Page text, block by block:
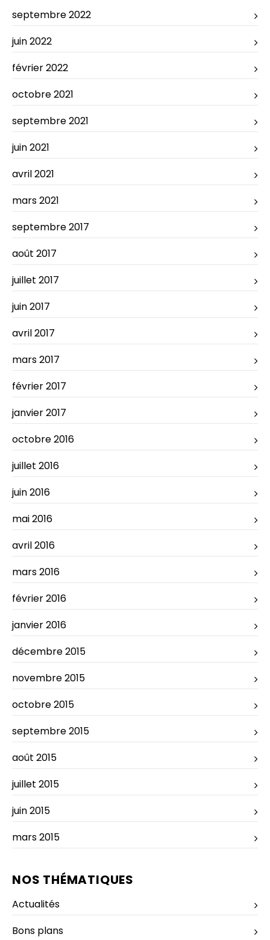
septembre 2022
juin 2022
février 2022
octobre 2021
septembre 2021
juin 2021
avril 2021
mars 2021
septembre 2017
août 2017
juillet 2017
juin 2017
avril 2017
mars 2017
février 2017
janvier 2017
octobre 2016
juillet 2016
juin 2016
mai 2016
avril 2016
mars 2016
février 2016
janvier 2016
décembre 2015
novembre 2015
octobre 2015
septembre 2015
août 2015
juillet 2015
juin 2015
mars 2015
NOS THÉMATIQUES
Actualités
Bons plans